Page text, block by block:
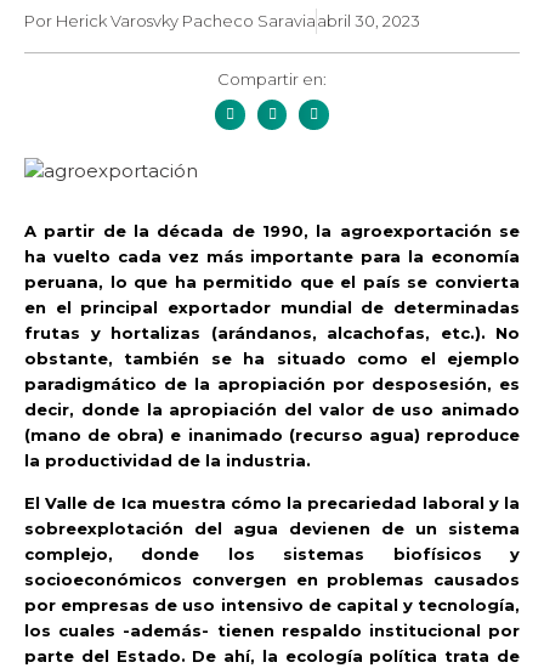
Por Herick Varosvky Pacheco Saraviaabril 30, 2023
Compartir en:
A partir de la década de 1990, la agroexportación se
ha vuelto cada vez más importante para la economía
peruana, lo que ha permitido que el país se convierta
en el principal exportador mundial de determinadas
frutas y hortalizas (arándanos, alcachofas, etc.). No
obstante, también se ha situado como el ejemplo
paradigmático de la apropiación por desposesión, es
decir, donde la apropiación del valor de uso animado
(mano de obra) e inanimado (recurso agua) reproduce
la productividad de la industria.
El Valle de Ica muestra cómo la precariedad laboral y la
sobreexplotación del agua devienen de un sistema
complejo, donde los sistemas biofísicos y
socioeconómicos convergen en problemas causados
por empresas de uso intensivo de capital y tecnología,
los cuales -además- tienen respaldo institucional por
parte del Estado. De ahí, la ecología política trata de